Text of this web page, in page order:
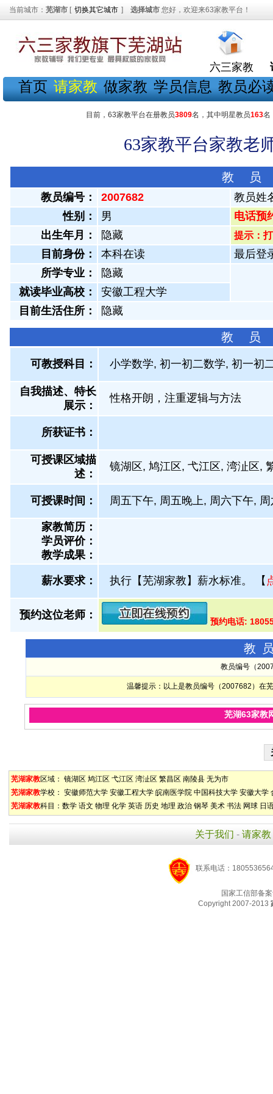
当前城市： 芜湖市 [ 切换其它城市 ] 选择城市 您好，欢迎来63家教平台！
六三家教
首页 请家教 做家教 学员信息 教员必
目前，63家教平台在册教员3809名，其中明星教员163名
63家教平台家教老
教 员
教员编号： 2007682
教员姓
性别：
男
电话预
出生年月：
隐藏 提示：
目前身份： 本科在读
最后登
所学专业：
隐藏
就读毕业高校：
安徽工程大学
目前生活住所：
隐藏
教 员
可教授科目： 小学数学, 初一初二数学, 初一初
自我描述、特长
展示 ：
性格开朗，注重逻辑与方法
所获证书 ：
可授课区域描
述：
镜湖区, 鸠江区, 弋江区, 湾沚区,
可授课时间： 周五下午, 周五晚上, 周六下午,
家教简历：
学员评价：
教学成果：
薪水要求： 执行【芜湖家教】薪水标准。 【
预约这位老师：
预约电话:
教
教员编号（
温馨提示：以上是教员编号（2007682）在
芜湖63家教
芜湖家教区域： 镜湖区 鸠江区 弋江区 湾沚区 繁昌区 南陵县 无为市
芜湖家教学校： 安徽师范大学 安徽工程大学 皖南医学院 中国科技大学 安徽大学
芜湖家教科目： 数学 语文 物理 化学 英语 历史 地理 政治 钢琴 美术 书法 网球 日
关于我们 - 请家教
联系电话：
国家工信部备
Copyright 2007-2013